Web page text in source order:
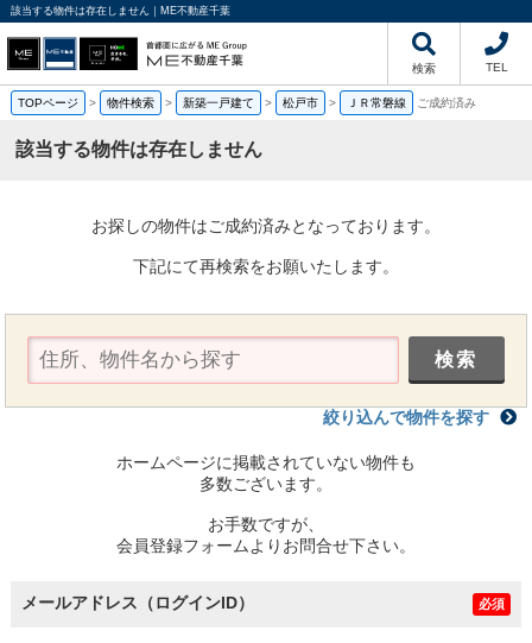
該当する物件は存在しません｜ME不動産千葉
検索 TEL
TOPページ > 物件検索 > 新築一戸建て > 松戸市 > ＪＲ常磐線 ご成約済み
該当する物件は存在しません
お探しの物件はご成約済みとなっております。
下記にて再検索をお願いたします。
絞り込んで物件を探す
ホームページに掲載されていない物件も
多数ございます。
お手数ですが、
会員登録フォームよりお問合せ下さい。
メールアドレス（ログインID） 必須